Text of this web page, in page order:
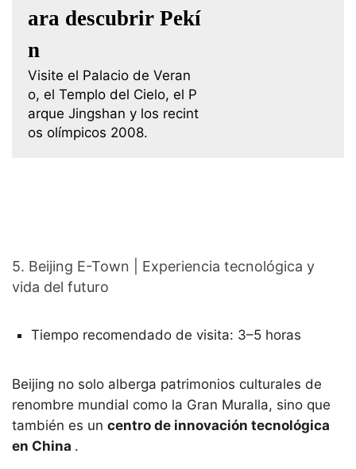
ara descubrir Pekí
n
Visite el Palacio de Veran
o, el Templo del Cielo, el P
arque Jingshan y los recint
os olímpicos 2008.
5. Beijing E-Town | Experiencia tecnológica y
vida del futuro
Tiempo recomendado de visita: 3–5 horas
Beijing no solo alberga patrimonios culturales de
renombre mundial como la Gran Muralla, sino que
también es un centro de innovación tecnológica
en China .